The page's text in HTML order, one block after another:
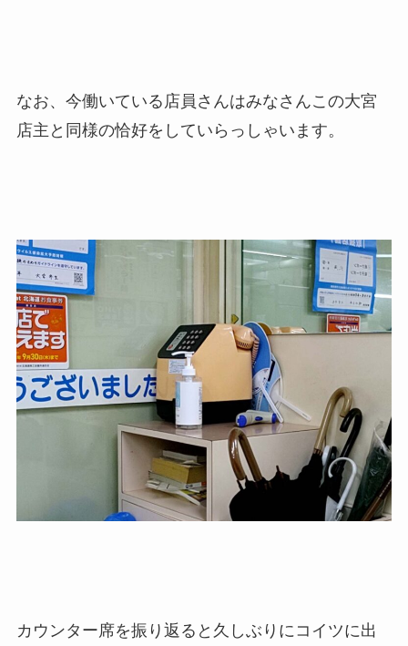
なお、今働いている店員さんはみなさんこの大宮
店主と同様の恰好をしていらっしゃいます。
カウンター席を振り返ると久しぶりにコイツに出